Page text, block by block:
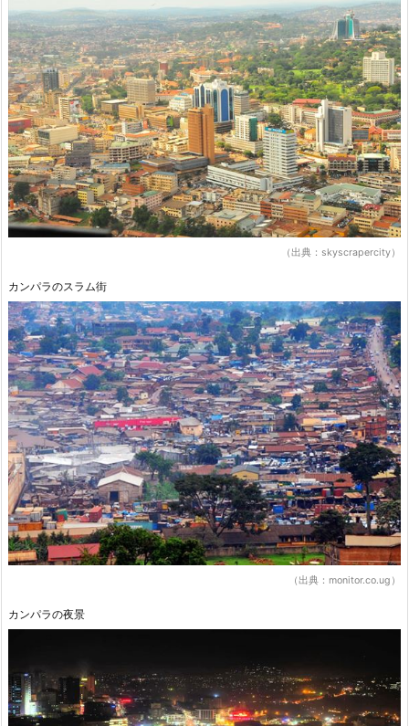
（出典：skyscrapercity）
カンパラのスラム街
（出典：monitor.co.ug）
カンパラの夜景